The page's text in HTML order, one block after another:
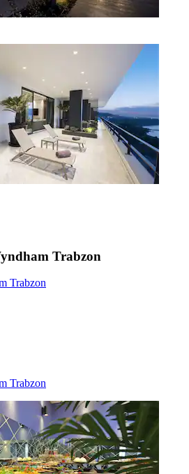
Trabzon
Trabzon
Trabzon